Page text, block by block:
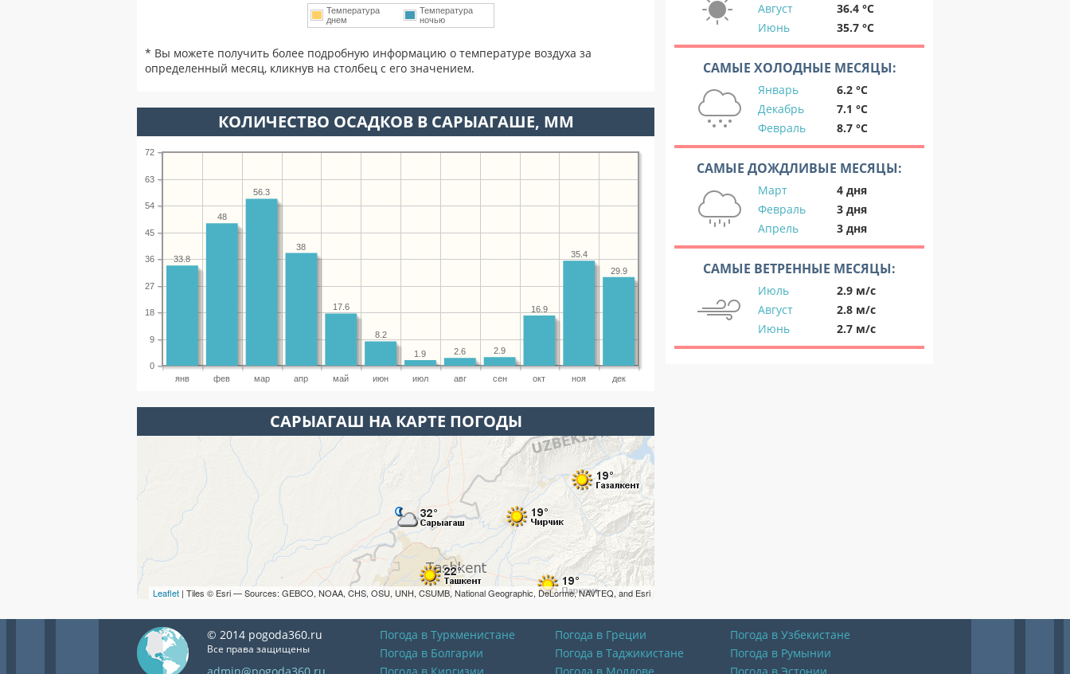
Температура
днем
Температура
ночью
* Вы можете получить более подробную информацию о температуре воздуха за
определенный месяц, кликнув на столбец с его значением.
КОЛИЧЕСТВО ОСАДКОВ В САРЫАГАШЕ, ММ
янв фев мар апр май июн июл авг сен окт ноя дек
0
9
18
27
36
45
54
63
72
29.9
35.4
16.9
2.9
2.6
1.9
8.2
17.6
38
56.3
48
33.8
САРЫАГАШ НА КАРТЕ ПОГОДЫ
Leaflet | Tiles © Esri — Sources: GEBCO, NOAA, CHS, OSU, UNH, CSUMB, National Geographic, DeLorme, NAVTEQ, and Esri
Август
36.4 °C
Июнь
35.7 °C
САМЫЕ ХОЛОДНЫЕ МЕСЯЦЫ:
Январь
6.2 °C
Декабрь
7.1 °C
Февраль
8.7 °C
САМЫЕ ДОЖДЛИВЫЕ МЕСЯЦЫ:
Март
4 дня
Февраль
3 дня
Апрель
3 дня
САМЫЕ ВЕТРЕННЫЕ МЕСЯЦЫ:
Июль
2.9 м/с
Август
2.8 м/с
Июнь
2.7 м/с
© 2014 pogoda360.ru
Все права защищены
Погода в Туркменистане Погода в Греции
Погода в Узбекистане
Погода в Болгарии
Погода в Таджикистане
Погода в Румынии